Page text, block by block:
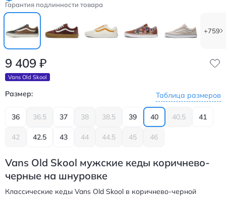
Гарантия подлинности товара
+759
9 409 ₽
Vans Old Skool
Размер: Таблица размеров
36 36.5 37 38 38.5 39 40 40.5 41
42 42.5 43 44 44.5 45 46
Vans Old Skool мужские кеды коричнево-
черные на шнуровке
Классические кеды Vans Old Skool в коричнево-черной